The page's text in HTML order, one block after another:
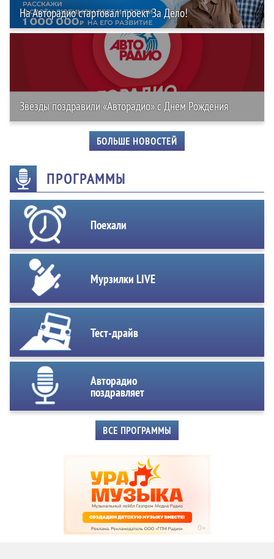
На Авторадио стартовал проект За Дело!
Звёзды поздравили «Авторадио» с Днём Рождения
БОЛЬШЕ НОВОСТЕЙ
ПРОГРАММЫ
Поехали
Мурзилки LIVE
Тест-драйв
Авторадио
поздравляет
ВСЕ ПРОГРАММЫ